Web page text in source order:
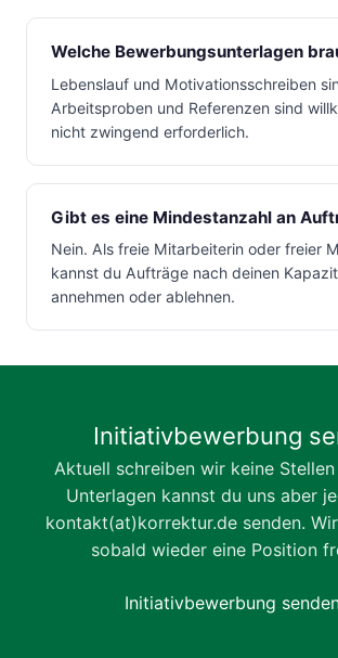
Welche Bewerbungsunterlagen
Lebenslauf und Motivationsschreiben
Arbeitsproben und Referenzen sind
nicht zwingend erforderlich.
Gibt es eine Mindestanzahl an
Nein. Als freie Mitarbeiterin oder freier
kannst du Aufträge nach deinen
annehmen oder ablehnen.
Initiativbewerbung
Aktuell schreiben wir keine Stellen
Unterlagen kannst du uns aber
kontakt(at)korrektur.desenden.
sobald wieder eine Position
Initiativbewerbung